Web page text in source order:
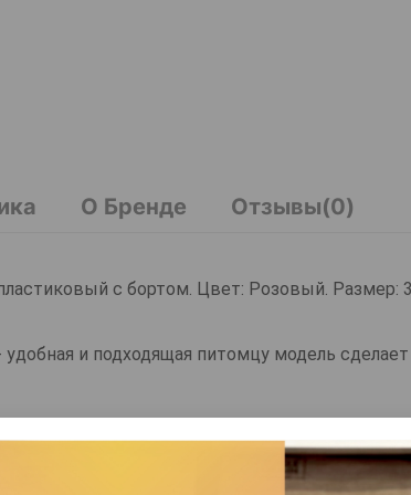
О Бренде Отзывы(0)
с бортом. Цвет: Розовый. Размер:
удобная и подходящая питомцу модель
сложным характером, поэтому к выбору